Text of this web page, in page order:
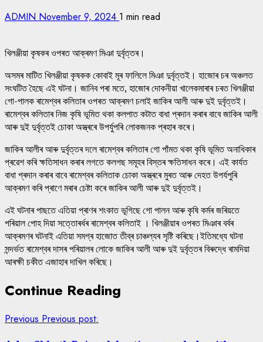
ADMIN November 9, 2024 1 min read
খিলঞ্জীয়া কৃষকৰ ওপৰত আক্ৰমণ মিঞা দুৰ্বৃত্তৰ।
অসমৰ মাটিত খিলঞ্জীয়া কৃষকক কোবাই মূৰ ফালিলে মিঞা দুৰ্বৃত্তই। হাজোৰ চৰ অঞ্চলত
সংঘটিত হৈছে এই ঘটনা। জানিব পৰা মতে, হাজোৰ দোকনীয়া খালেকমাৰাৰ চৰত খিলঞ্জীয়া
গো-পালক ৰামেশ্বৰ কলিতাৰ ওপৰত আক্ৰমণ চলাই জাকিৰ আলী আৰু দুই দুৰ্বৃত্তই।
ৰামেশ্বৰ কলিতাৰ নিজ কৃষি ভূমিত থকা কলপাত কটাত বাধা প্ৰদান কৰাৰ বাবে জাকিৰ আলী
আৰু দুই দুৰ্বৃত্তই চোকা অস্ত্ৰৰে উপৰ্যুপৰি লোকজনক প্ৰহাৰ কৰে।
জাকিৰ আলীৰ আৰু দুৰ্বৃত্তৰ দলে ৰামেশ্বৰ কলিতাৰ গো পাঁমত থকা কৃষি ভূমিত অনাধিকাৰ
প্ৰৱেশ কৰি ক্ষতিসাধন কৰাৰ লগতে কলগছ সমূহৰ বিস্তৰ ক্ষতিসাধন কৰে। এই কাৰ্যত
বাধা প্ৰদান কৰাৰ বাবে ৰামেশ্বৰ কলিতাক চোকা অস্ত্ৰৰে মুৰত আৰু দেহত উপৰ্যপুৰি
আক্ৰমণ কৰি প্ৰাণে মৰাৰ চেষ্টা কৰে জাকিৰ আলী আৰু দুই দুৰ্বৃত্তই।
এই ঘটনাৰ পাছতে এতিয়া প্ৰাণৰ শংকাত ভূগিছে গো পালন আৰু কৃষি কৰ্মৰ জৰিয়তে
পৰিয়াল পোহ দিয়া সত্তোৰৰ্ধৰ ৰামেশ্বৰ কলিতাই । খিলঞ্জীয়াৰ ওপৰত মিঞাৰ বৰ্বৰ
আক্ৰমণৰ ঘটনাই এতিয়া সমগ্ৰ হাজোত তীব্ৰ চাঞ্চল্যৰ সৃষ্টি কৰিছে।ইতিমধ্যে ঘটনা
সন্দৰ্ভত ৰামেশ্বৰ দাসৰ পৰিয়ালৰ লোকে জাকিৰ আলী আৰু দুই দুৰ্বৃত্তৰ বিৰুদ্ধে ৰামদিয়া
আৰক্ষী চকীত এজাহাৰ দাখিল কৰিছে।
Continue Reading
Previous Previous post: